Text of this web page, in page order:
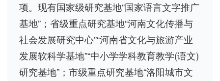
项。现有国家级研究基地“国家语言文字推广
基地”；省级重点研究基地“河南文化传播与
社会发展研究中心”“河南省文化与旅游产业
发展软科学基地”“中小学学科教育教学(语文)
研究基地”；市级重点研究基地“洛阳城市文